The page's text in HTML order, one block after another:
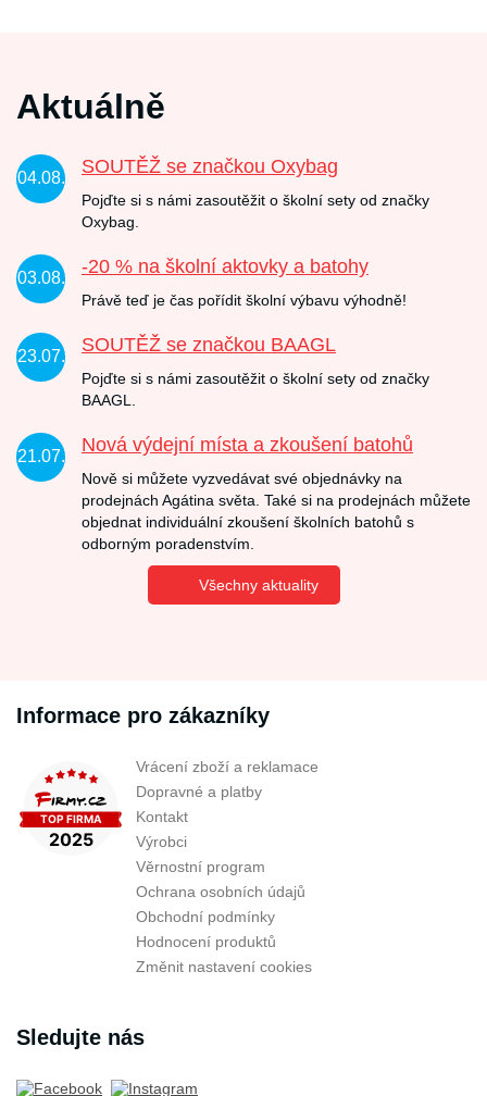
Aktuálně
04.08.
SOUTĚŽ se značkou Oxybag
Pojďte si s námi zasoutěžit o školní sety od značky
Oxybag.
03.08.
-20 % na školní aktovky a batohy
Právě teď je čas pořídit školní výbavu výhodně!
23.07.
SOUTĚŽ se značkou BAAGL
Pojďte si s námi zasoutěžit o školní sety od značky
BAAGL.
21.07.
Nová výdejní místa a zkoušení batohů
Nově si můžete vyzvedávat své objednávky na
prodejnách Agátina světa. Také si na prodejnách můžete
objednat individuální zkoušení školních batohů s
odborným poradenstvím.
Všechny aktuality
Informace pro zákazníky
Vrácení zboží a reklamace
Dopravné a platby
Kontakt
Výrobci
Věrnostní program
Ochrana osobních údajů
Obchodní podmínky
Hodnocení produktů
Změnit nastavení cookies
Sledujte nás